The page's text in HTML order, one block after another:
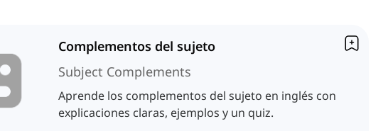
Complementos del sujeto
Subject Complements
Aprende los complementos del sujeto en inglés con
explicaciones claras, ejemplos y un quiz.